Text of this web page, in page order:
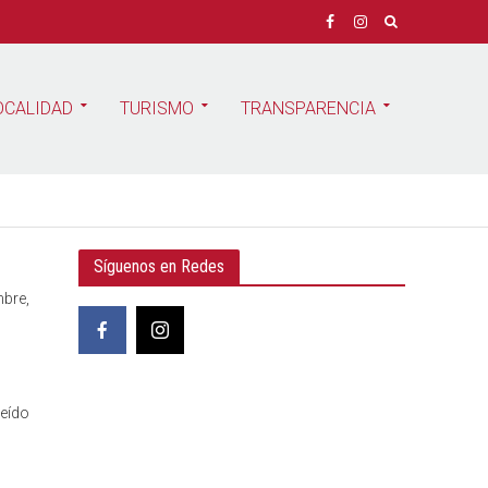
TURISMO TRANSPARENCIA
Síguenos en Redes